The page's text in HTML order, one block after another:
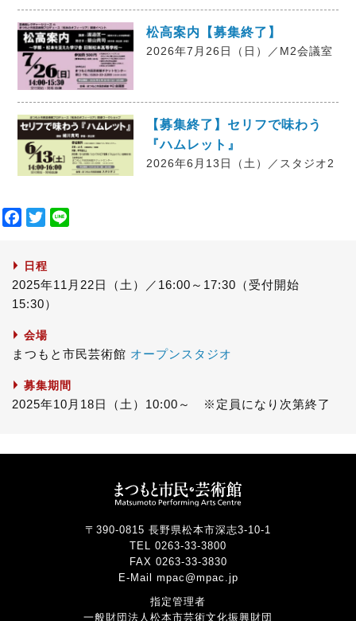
松高案内【募集終了】
2026年7月26日（日）／M2会議室
【募集終了】セリフで味わう
『ハムレット』
2026年6月13日（土）／スタジオ2
F
e
b
o
o
k
T
t
t
e
r
日程
2025年11月22日（土）／16:00～17:30（受付開始
15:30）
会場
まつもと市民芸術館 オープンスタジオ
募集期間
2025年10月18日（土）10:00～ ※定員になり次第終了
〒390-0815 長野県松本市深志3-10-1
TEL 0263-33-3800
FAX 0263-33-3830
E-Mail mpac@mpac.jp
指定管理者
一般財団法人松本市芸術文化振興財団